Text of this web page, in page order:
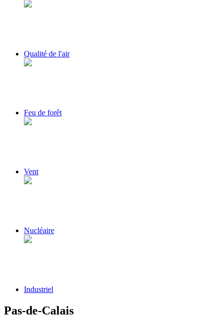
Qualité de l'air
Feu de forêt
Vent
Nucléaire
Industriel
Pas-de-Calais